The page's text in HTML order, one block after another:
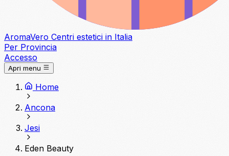
AromaVero Centri estetici in Italia
Per Provincia
Accesso
Apri menu
Home
Ancona
Jesi
Eden Beauty